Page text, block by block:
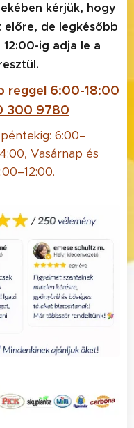
kérjük, hogy
de legkésőbb
ig adja le a
reggel 6:00-18:00
300 9780
6:00–
Vasárnap és